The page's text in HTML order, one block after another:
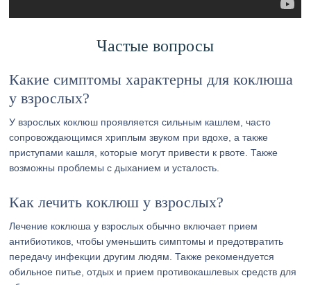
Частые вопросы
Какие симптомы характерны для коклюша
у взрослых?
У взрослых коклюш проявляется сильным кашлем, часто
сопровождающимся хриплым звуком при вдохе, а также
приступами кашля, которые могут привести к рвоте. Также
возможны проблемы с дыханием и усталость.
Как лечить коклюш у взрослых?
Лечение коклюша у взрослых обычно включает прием
антибиотиков, чтобы уменьшить симптомы и предотвратить
передачу инфекции другим людям. Также рекомендуется
обильное питье, отдых и прием противокашлевых средств для